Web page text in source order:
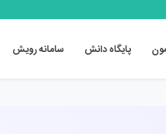
پایگاه دانش سامانه رویش